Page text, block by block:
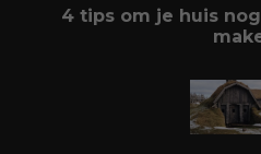
4 tips om je huis